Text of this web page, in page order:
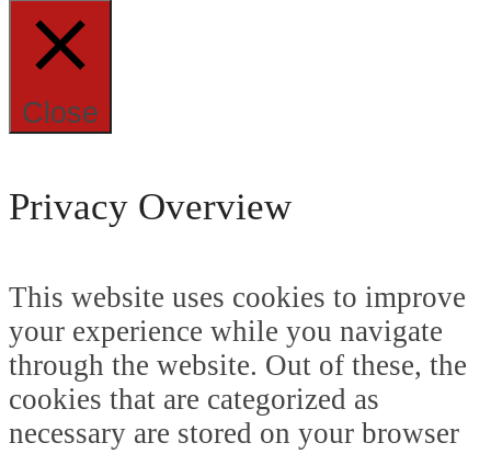
Close
Privacy Overview
This website uses cookies to improve
your experience while you navigate
through the website. Out of these, the
cookies that are categorized as
necessary are stored on your browser